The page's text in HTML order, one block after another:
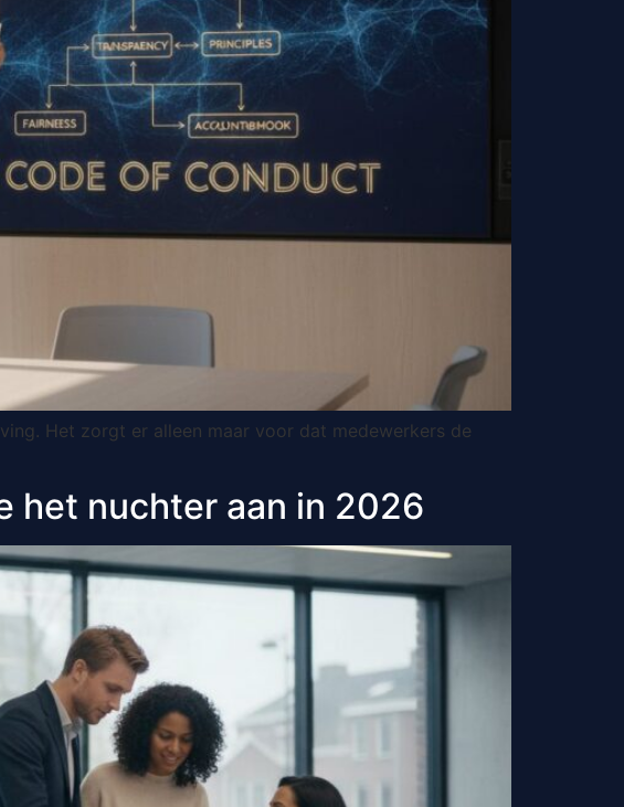
Het zorgt er alleen maar voor dat medewerkers de
het nuchter aan in 2026